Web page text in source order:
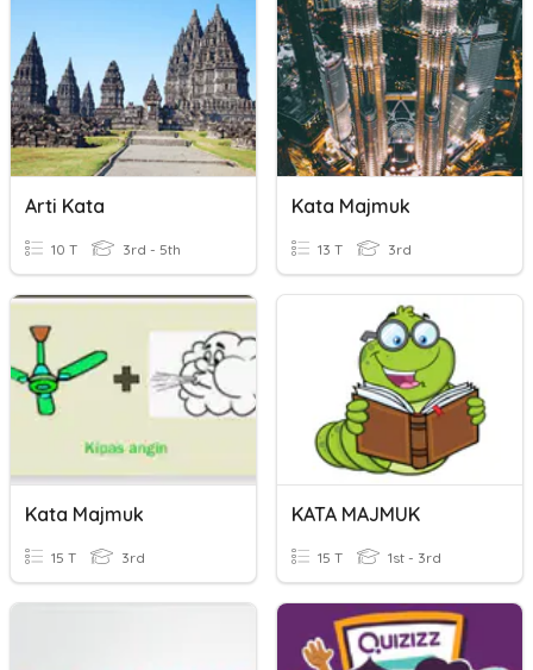
Arti Kata
10 T 3rd - 5th
Kata Majmuk
13 T 3rd
Kata Majmuk
15 T 3rd
KATA MAJMUK
15 T 1st - 3rd